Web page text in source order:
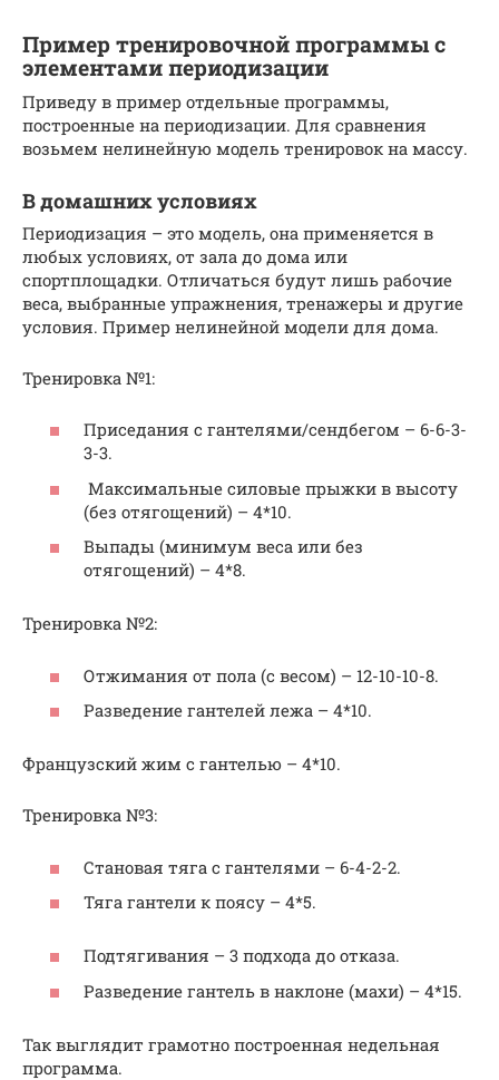
Пример тренировочной программы с
элементами периодизации
Приведу в пример отдельные программы,
построенные на периодизации. Для сравнения
возьмем нелинейную модель тренировок на массу.
В домашних условиях
Периодизация – это модель, она применяется в
любых условиях, от зала до дома или
спортплощадки. Отличаться будут лишь рабочие
веса, выбранные упражнения, тренажеры и другие
условия. Пример нелинейной модели для дома.
Тренировка №1:
Приседания с гантелями/сендбегом – 6-6-3-
3-3.
Максимальные силовые прыжки в высоту
(без отягощений) – 4*10.
Выпады (минимум веса или без
отягощений) – 4*8.
Тренировка №2:
Отжимания от пола (с весом) – 12-10-10-8.
Разведение гантелей лежа – 4*10.
Французский жим с гантелью – 4*10.
Тренировка №3:
Становая тяга с гантелями – 6-4-2-2.
Тяга гантели к поясу – 4*5.
Подтягивания – 3 подхода до отказа.
Разведение гантель в наклоне (махи) – 4*15.
Так выглядит грамотно построенная недельная
программа.